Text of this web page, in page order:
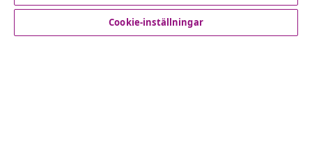
Kundservice
Cookie-inställningar